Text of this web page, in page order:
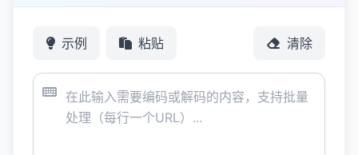
示例 粘贴 清除